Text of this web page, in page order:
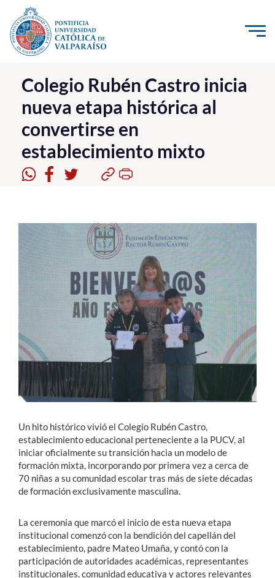
Click acá para ir directamente al contenido
La Universidad
Investigación, Creación e Innovación
PUCV Internacional
Vinculación con el Medio
Postgrado
Formación Continua
Estudiantes
Académicos
Funcionarios
Alumni
English
Colegio Rubén Castro inicia
nueva etapa histórica al
convertirse en
establecimiento mixto
Un hito histórico vivió el Colegio Rubén Castro,
establecimiento educacional perteneciente a la PUCV, al
iniciar oficialmente su transición hacia un modelo de
formación mixta, incorporando por primera vez a cerca de
70 niñas a su comunidad escolar tras más de siete décadas
de formación exclusivamente masculina.
La ceremonia que marcó el inicio de esta nueva etapa
institucional comenzó con la bendición del capellán del
establecimiento, padre Mateo Umaña, y contó con la
participación de autoridades académicas, representantes
institucionales, comunidad educativa y actores relevantes